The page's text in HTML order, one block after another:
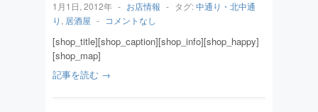
1月1日, 2012年 - お店情報 - タグ:中通り・北中通
り , 居酒屋 - コメントなし
[shop_title][shop_caption][shop_info][shop_happy]
[shop_map]
記事を読む →